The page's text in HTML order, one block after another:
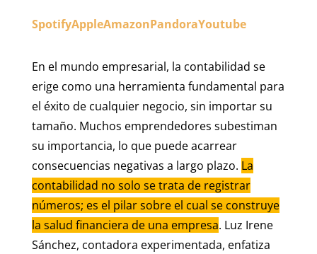
SpotifyAppleAmazonPandoraYoutube
En el mundo empresarial, la contabilidad se
erige como una herramienta fundamental para
el éxito de cualquier negocio, sin importar su
tamaño. Muchos emprendedores subestiman
su importancia, lo que puede acarrear
consecuencias negativas a largo plazo. La
contabilidad no solo se trata de registrar
números; es el pilar sobre el cual se construye
la salud financiera de una empresa. Luz Irene
Sánchez, contadora experimentada, enfatiza